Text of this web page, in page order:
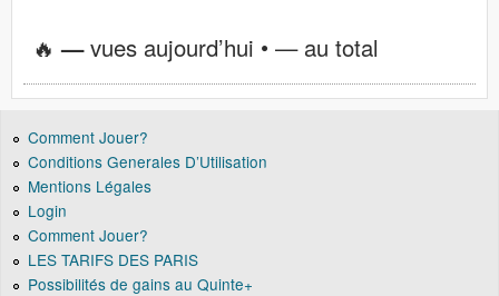
🔥—vues aujourd’hui •—au total
Comment Jouer?
Conditions Generales D’Utilisation
Mentions Légales
Login
Comment Jouer?
LES TARIFS DES PARIS
Possibilités de gains au Quinte+